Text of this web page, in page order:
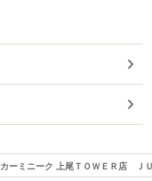
カーミニーク 上尾ＴＯＷＥＲ店 Ｊ